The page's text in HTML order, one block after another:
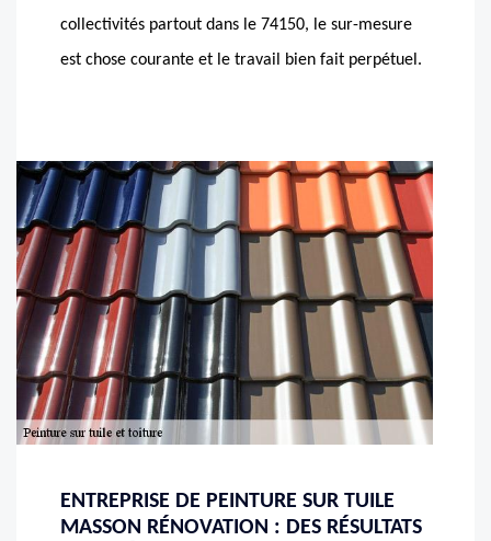
collectivités partout dans le 74150, le sur-mesure
est chose courante et le travail bien fait perpétuel.
ENTREPRISE DE PEINTURE SUR TUILE
MASSON RÉNOVATION : DES RÉSULTATS